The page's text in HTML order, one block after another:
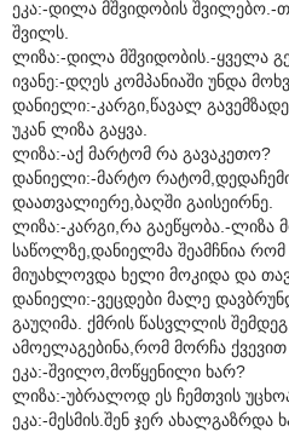
ეკა:-დილა მშვიდობის
შვილს.
ლიზა:-დილა მშვიდობის.-ყველა
ივანე:-დღეს კომპანიაში უნდა
დანიელი:-კარგი,წავალ
უკან ლიზა გაყვა.
ლიზა:-აქ მარტომ რა გავაკეთო?
დანიელი:-მარტო
დაათვალიერე,ბაღში გაისეირნე.
ლიზა:-კარგი,რა გაეწყობა.-ლიზა
საწოლზე,დანიელმა შეამჩნია რომ
მიუახლოვდა ხელი მოკიდა და
დანიელი:-ვეცდები მალე
გაუღიმა. ქმრის წასვლლის
ამოელაგებინა,რომ მორჩა ქვევით
ეკა:-შვილო,მოწყენილი ხარ?
ლიზა:-უბრალოდ ეს ჩემთვის
ეკა:-მესმის.შენ ჯერ ახალგაზრდა